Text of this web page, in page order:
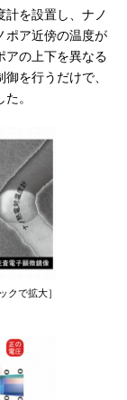
を設置し、ナノ
ポア近傍の温度が
アの上下を異なる
を行うだけで、
。
クで拡大］